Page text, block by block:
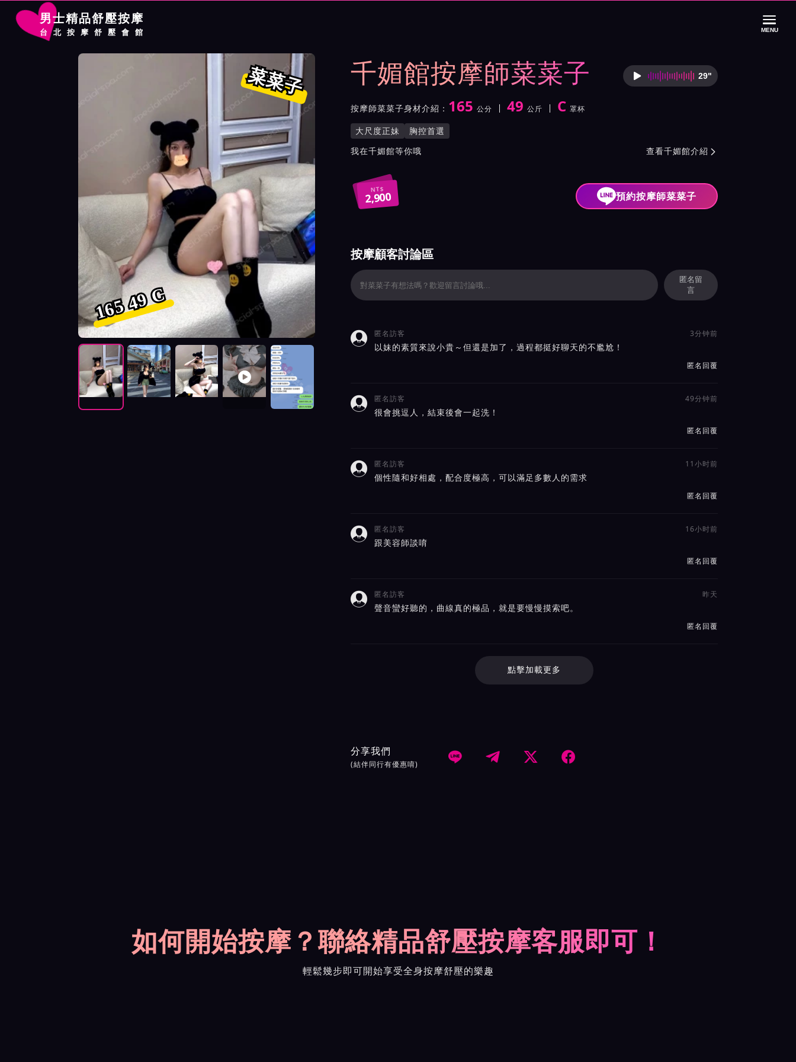
男士精品舒壓按摩
台北按摩舒壓會館 MENU
千媚館按摩師菜菜子詳細介紹
千媚館按摩師菜菜子 按摩師菜菜子語音
29"
按摩師菜菜子身材介紹： 身高
165 公分
體重 49 公斤
罩杯 C 罩杯
按摩師菜菜子服務風格與特色
大尺度正妹 胸控首選
按摩師菜菜子所屬按摩會館介紹與班表
我在千媚館等你哦 查看千媚館介紹 
NT$
2,900 預約按摩師菜菜子
千媚館按摩師菜菜子照片展示與影片介紹及客戶評價截屏
菜菜子
165 49 C
按摩師菜菜子照片展示與影片介紹及客戶評價截屏展示
按摩顧客討論區
匿名留
言
 匿名訪客 3分钟前
以妹的素質來說小貴～但還是加了，過程都挺好聊天的不尷尬！
匿名回覆
 匿名訪客 49分钟前
很會挑逗人，結束後會一起洗！
匿名回覆
 匿名訪客 11小时前
個性隨和好相處，配合度極高，可以滿足多數人的需求
匿名回覆
 匿名訪客 16小时前
跟美容師談唷
匿名回覆
 匿名訪客 昨天
聲音蠻好聽的，曲線真的極品，就是要慢慢摸索吧。
匿名回覆
點擊加載更多
分享我們
(結伴同行有優惠唷)
   
如何開始按摩？聯絡精品舒壓按摩客服即可！
輕鬆幾步即可開始享受全身按摩舒壓的樂趣